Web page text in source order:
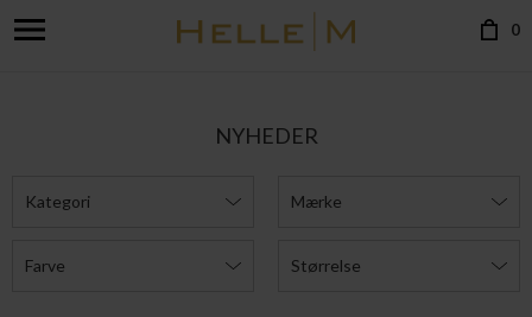
0
NYHEDER
Kategori Mærke
Farve Størrelse